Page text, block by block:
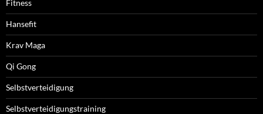
Fitness
Hansefit
Krav Maga
Qi Gong
Selbstverteidigung
Selbstverteidigungstraining